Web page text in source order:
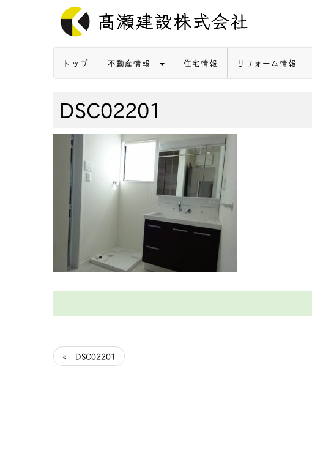
トップ 不動産情報 住宅情報 リフォーム情報
DSC02201
« DSC02201